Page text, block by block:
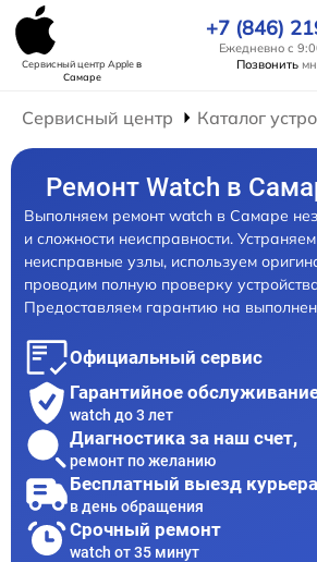
Сервисный центр Appleв
Самаре
+7 (846)
Ежедневно с
Позвонить
Сервисный центр Каталог
Ремонт Watch в
Выполняем ремонт watch в Самаре
и сложности неисправности.
неисправные узлы, используем
проводим полную проверку
Предоставляем гарантию на
Официальный сервис
Гарантийное
watch до 3 лет
Диагностика за наш счет,
ремонт по желанию
Бесплатный выезд курьера
в день обращения
Срочный ремонт
watch от 35 минут